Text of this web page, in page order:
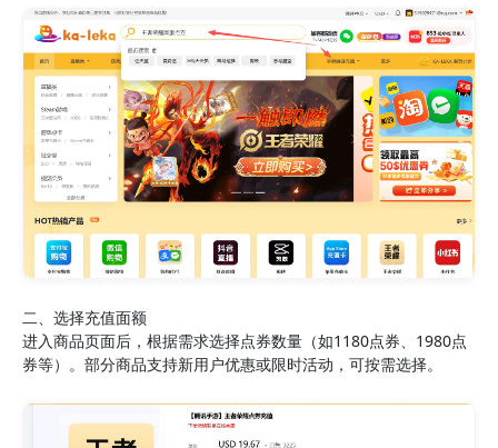
二、选择充值面额
进入商品页面后，根据需求选择点券数量（如1180点券、1980点
券等）。部分商品支持新用户优惠或限时活动，可按需选择。